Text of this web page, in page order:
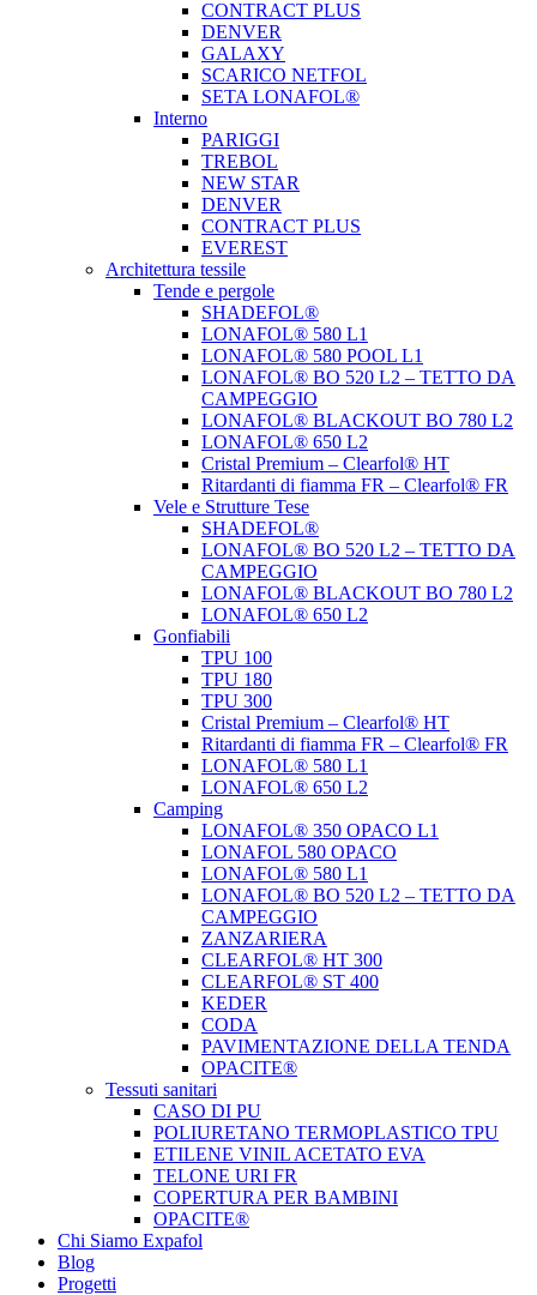
CONTRACT PLUS
DENVER
GALAXY
SCARICO NETFOL
SETA LONAFOL®
Interno
PARIGGI
TREBOL
NEW STAR
DENVER
CONTRACT PLUS
EVEREST
Architettura tessile
Tende e pergole
SHADEFOL®
LONAFOL® 580 L1
LONAFOL® 580 POOL L1
LONAFOL® BO 520 L2 – TETTO DA
CAMPEGGIO
LONAFOL® BLACKOUT BO 780 L2
LONAFOL® 650 L2
Cristal Premium – Clearfol® HT
Ritardanti di fiamma FR – Clearfol® FR
Vele e Strutture Tese
SHADEFOL®
LONAFOL® BO 520 L2 – TETTO DA
CAMPEGGIO
LONAFOL® BLACKOUT BO 780 L2
LONAFOL® 650 L2
Gonfiabili
TPU 100
TPU 180
TPU 300
Cristal Premium – Clearfol® HT
Ritardanti di fiamma FR – Clearfol® FR
LONAFOL® 580 L1
LONAFOL® 650 L2
Camping
LONAFOL® 350 OPACO L1
LONAFOL 580 OPACO
LONAFOL® 580 L1
LONAFOL® BO 520 L2 – TETTO DA
CAMPEGGIO
ZANZARIERA
CLEARFOL® HT 300
CLEARFOL® ST 400
KEDER
CODA
PAVIMENTAZIONE DELLA TENDA
OPACITE®
Tessuti sanitari
CASO DI PU
POLIURETANO TERMOPLASTICO TPU
ETILENE VINIL ACETATO EVA
TELONE URI FR
COPERTURA PER BAMBINI
OPACITE®
Chi Siamo Expafol
Blog
Progetti